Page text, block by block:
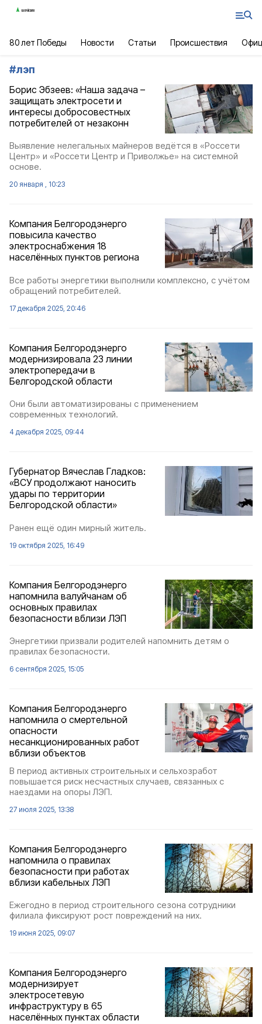
80 лет Победы Новости Статьи Происшествия
#лэп
Борис Эбзеев: «Наша задача –
защищать электросети и
интересы добросовестных
потребителей от незаконн
Выявление нелегальных майнеров ведётся в «Россети
Центр» и «Россети Центр и Приволжье» на системной
основе.
20 января , 10:23
Компания Белгородэнерго
повысила качество
электроснабжения 18
населённых пунктов региона
Все работы энергетики выполнили комплексно, с учётом
обращений потребителей.
17 декабря 2025, 20:46
Компания Белгородэнерго
модернизировала 23 линии
электропередачи в
Белгородской области
Они были автоматизированы с применением
современных технологий.
4 декабря 2025, 09:44
Губернатор Вячеслав Гладков:
«ВСУ продолжают наносить
удары по территории
Белгородской области»
Ранен ещё один мирный житель.
19 октября 2025, 16:49
Компания Белгородэнерго
напомнила валуйчанам об
основных правилах
безопасности вблизи ЛЭП
Энергетики призвали родителей напомнить детям о
правилах безопасности.
6 сентября 2025, 15:05
Компания Белгородэнерго
напомнила о смертельной
опасности
несанкционированных работ
вблизи объектов
В период активных строительных и сельхозработ
повышается риск несчастных случаев, связанных с
наездами на опоры ЛЭП.
27 июля 2025, 13:38
Компания Белгородэнерго
напомнила о правилах
безопасности при работах
вблизи кабельных ЛЭП
Ежегодно в период строительного сезона сотрудники
филиала фиксируют рост повреждений на них.
19 июня 2025, 09:07
Компания Белгородэнерго
модернизирует
электросетевую
инфраструктуру в 65
населённых пунктах области